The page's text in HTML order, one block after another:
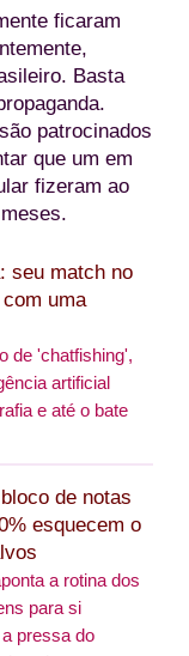
ficaram
Basta
patrocinados
que um em
fizeram ao
seu match no
uma
de 'chatfishing',
artificial
e até o bate
de notas
esquecem o
a rotina dos
para si
pressa do